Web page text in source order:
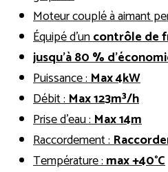
Moteur couplé à aimant
Équipé d’uncontrôle de
jusqu’à 80 %
Puissance :Max 4kW
Débit :Max123m³/h
Prise d’eau :Max 14m
Raccordement :
Température :max +40°C